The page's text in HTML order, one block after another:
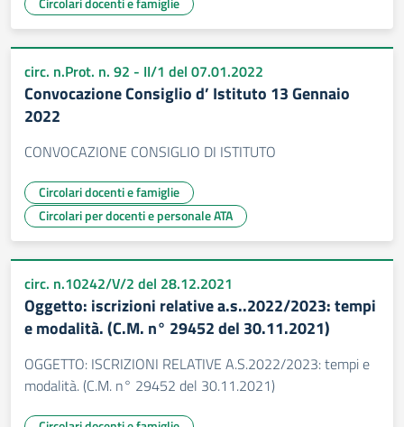
circ. n.Prot. n. 92 - II/1 del 07.01.2022
Convocazione Consiglio d’ Istituto 13 Gennaio
2022
CONVOCAZIONE CONSIGLIO DI ISTITUTO
Circolari docenti e famiglie
Circolari per docenti e personale ATA
circ. n.10242/V/2 del 28.12.2021
Oggetto: iscrizioni relative a.s..2022/2023: tempi
e modalità. (C.M. n° 29452 del 30.11.2021)
OGGETTO: ISCRIZIONI RELATIVE A.S.2022/2023: tempi e
modalità. (C.M. n° 29452 del 30.11.2021)